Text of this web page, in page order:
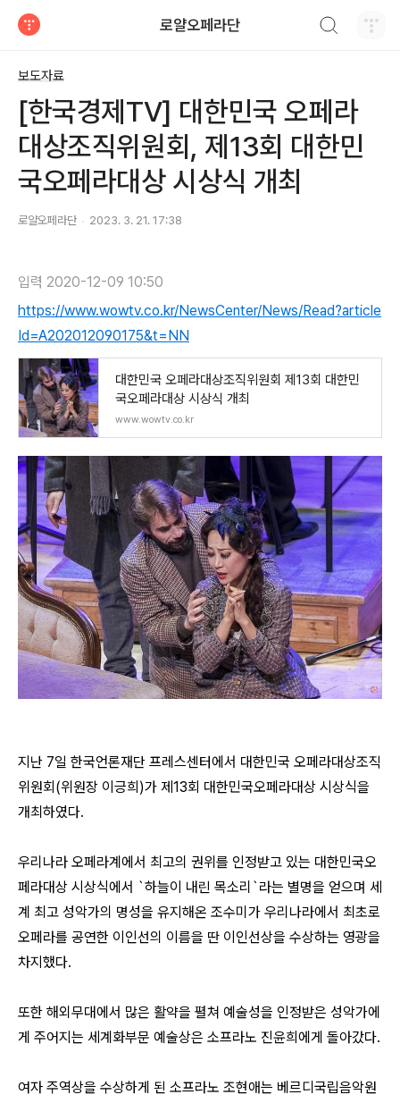
로얄오페라단
보도자료
[한국경제TV] 대한민국 오페라
대상조직위원회, 제13회 대한민
국오페라대상 시상식 개최
로얄오페라단 2023. 3. 21. 17:38
입력 2020-12-09 10:50
https://www.wowtv.co.kr/NewsCenter/News/Read?article
Id=A202012090175&t=NN
대한민국 오페라대상조직위원회 제13회 대한민
국오페라대상 시상식 개최
www.wowtv.co.kr
지난 7일 한국언론재단 프레스센터에서 대한민국 오페라대상조직
위원회(위원장 이긍희)가 제13회 대한민국오페라대상 시상식을
개최하였다.
우리나라 오페라계에서 최고의 권위를 인정받고 있는 대한민국오
페라대상 시상식에서 `하늘이 내린 목소리`라는 별명을 얻으며 세
계 최고 성악가의 명성을 유지해온 조수미가 우리나라에서 최초로
오페라를 공연한 이인선의 이름을 딴 이인선상을 수상하는 영광을
차지했다.
또한 해외무대에서 많은 활약을 펼쳐 예술성을 인정받은 성악가에
게 주어지는 세계화부문 예술상은 소프라노 진윤희에게 돌아갔다.
여자 주역상을 수상하게 된 소프라노 조현애는 베르디국립음악원